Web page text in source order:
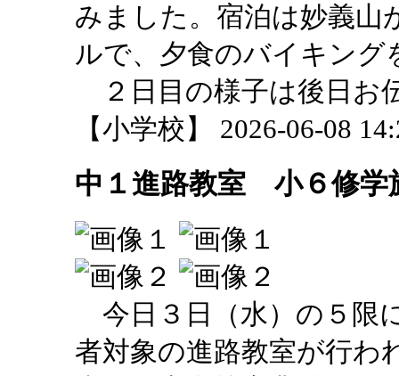
みました。宿泊は妙義
ルで、夕食のバイキング
２日目の様子は後日お
【小学校】 2026-06-08
中１進路教室 小６修学
今日３日（水）の５限
者対象の進路教室が行わ